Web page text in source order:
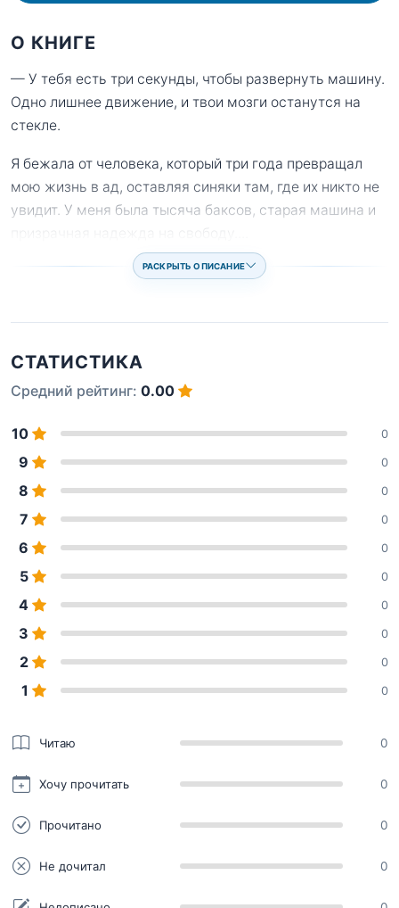
О КНИГЕ
— У тебя есть три секунды, чтобы развернуть машину.
Одно лишнее движение, и твои мозги останутся на
стекле.
Я бежала от человека, который три года превращал
мою жизнь в ад, оставляя синяки там, где их никто не
увидит. У меня была тысяча баксов, старая машина и
РАСКРЫТЬ ОПИСАНИЕ
СТАТИСТИКА
Средний рейтинг: 0.00
10 0
9 0
8 0
7 0
6 0
5 0
4 0
3 0
2 0
1 0
Читаю 0
Хочу прочитать 0
Прочитано 0
Не дочитал 0